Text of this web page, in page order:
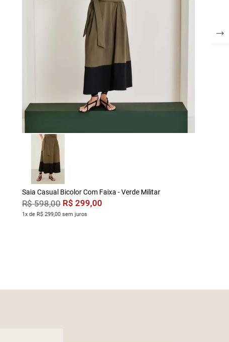
Saia Casual Bicolor Com Faixa - Verde Militar
R$ 598,00 R$ 299,00
1x de R$ 299,00 sem juros